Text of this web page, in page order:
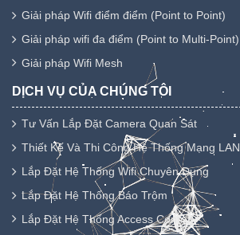
Giải pháp Wifi điểm điểm (Point to Point)
Giải pháp wifi đa điểm (Point to Multi-Point)
Giải pháp Wifi Mesh
DỊCH VỤ CỦA CHÚNG TÔI
Tư Vấn Lắp Đặt Camera Quan Sát
Thiết Kế Và Thi Công Hệ Thống Mạng LAN
Lắp Đặt Hệ Thống Wifi Chuyên Dụng
Lắp Đặt Hệ Thống Báo Trộm
Lắp Đặt Hệ Thống Access Control